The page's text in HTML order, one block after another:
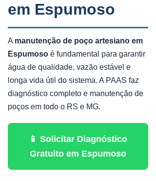
em Espumoso
A manutenção de poço artesiano em
Espumoso é fundamental para garantir
água de qualidade, vazão estável e
longa vida útil do sistema. A PAAS faz
diagnóstico completo e manutenção de
poços em todo o RS e MG.
📱 Solicitar Diagnóstico
Gratuito em Espumoso